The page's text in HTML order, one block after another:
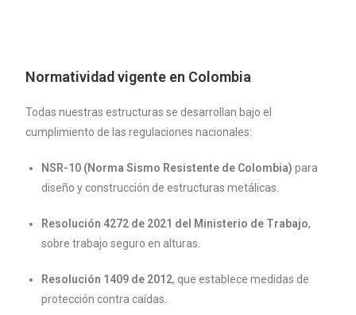
Normatividad vigente en Colombia
Todas nuestras estructuras se desarrollan bajo el
cumplimiento de las regulaciones nacionales:
NSR-10 (Norma Sismo Resistente de Colombia) para
diseño y construcción de estructuras metálicas.
Resolución 4272 de 2021 del Ministerio de Trabajo,
sobre trabajo seguro en alturas.
Resolución 1409 de 2012, que establece medidas de
protección contra caídas.